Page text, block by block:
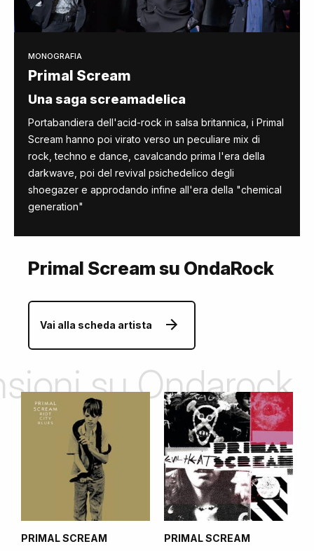
MONOGRAFIA
Primal Scream
Una saga screamadelica
Portabandiera dell'acid-rock in salsa britannica, i Primal
Scream hanno poi virato verso un peculiare mix di
rock, techno e dance, cavalcando prima l'era della
darkwave, poi del revival psichedelico degli
shoegazer e approdando infine all'era della "chemical
generation"
Primal Scream su OndaRock
Vai alla scheda artista
su Ondarock
PRIMAL SCREAM PRIMAL SCREAM